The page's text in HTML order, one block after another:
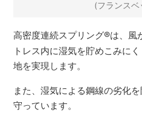
(フランスベ
高密度連続スプリング®は、風
トレス内に湿気を貯めこみに
地を実現します。
また、湿気による鋼線の劣化
守っています。